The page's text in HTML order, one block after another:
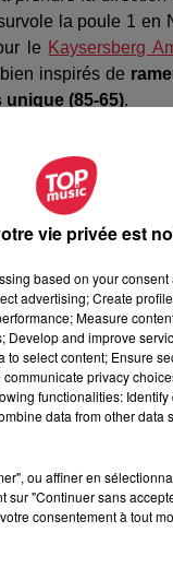
la poule 1 en
le Kaysersberg
inspirés de
(85-65).
fois, troisième
produire dans
C'est une
d'entamer cette
L'Alsace,
vie privée est
based on your
advertising; Create
Measure
Develop and improve
select content; Ensure
privacy
functionalities:
data from other data
ou affiner en
"Continuer sans
consentement à tout